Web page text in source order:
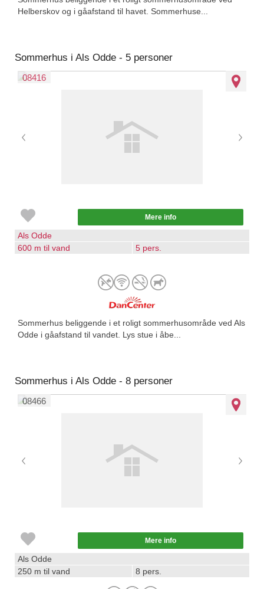
Helberskov og i gåafstand til havet. Sommerhuse...
Sommerhus i Als Odde - 5 personer
08416
Mere info
Als Odde
600 m til vand
5 pers.
Sommerhus beliggende i et roligt sommerhusområde ved Als
Odde i gåafstand til vandet. Lys stue i åbe...
Sommerhus i Als Odde - 8 personer
08466
Mere info
Als Odde
250 m til vand
8 pers.